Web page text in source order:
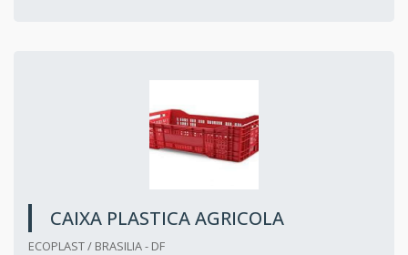
CAIXA PLASTICA AGRICOLA
ECOPLAST / BRASILIA - DF